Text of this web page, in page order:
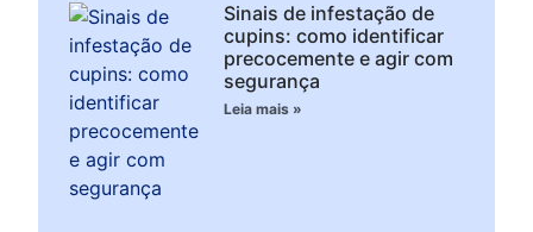
Sinais de infestação de
cupins: como identificar
precocemente e agir com
segurança
Leia mais »